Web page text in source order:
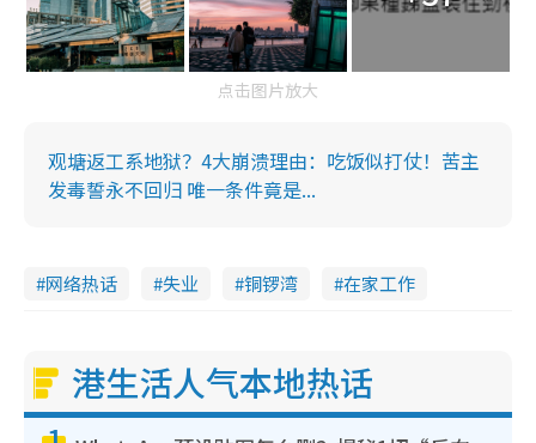
点击图片放大
观塘返工系地狱？4大崩溃理由：吃饭似打仗！苦主
发毒誓永不回归 唯一条件竟是...
网络热话 失业 铜锣湾 在家工作
港生活人气本地热话